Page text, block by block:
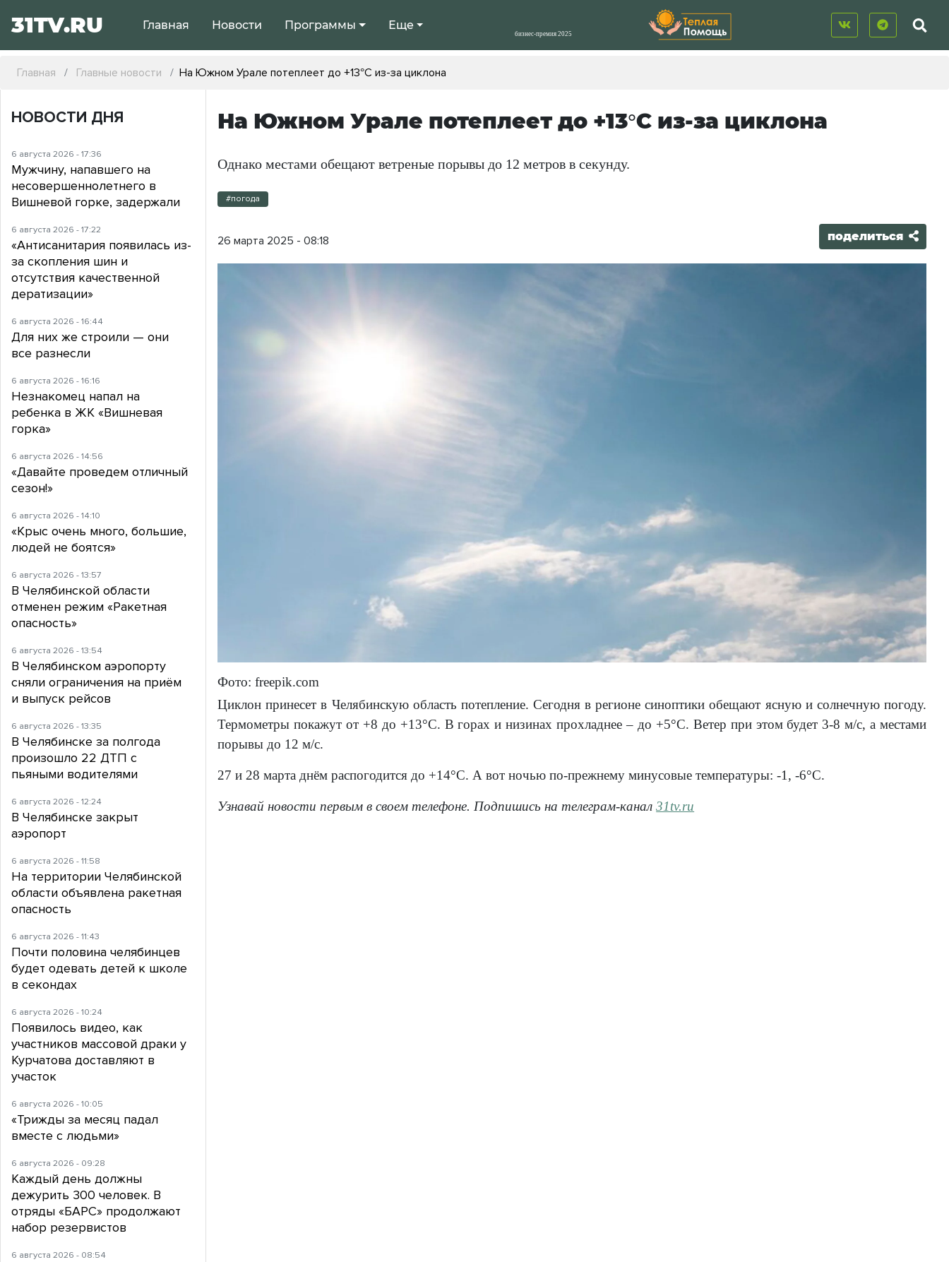
31TV.RU Главная Новости Программы Еще
Главная Главные новости На Южном Урале потеплеет до +13°С из-за циклона
На Южном Урале потеплеет до +13°С из-за циклона
Однако местами обещают ветреные порывы до 12 метров в секунду.
#погода
26 марта 2025 - 08:18 поделиться
Фото: freepik.com
Циклон принесет в Челябинскую область потепление. Сегодня в регионе синоптики обещают ясную и солнечную погоду.
Термометры покажут от +8 до +13°С. В горах и низинах прохладнее – до +5°С. Ветер при этом будет 3-8 м/с, а местами
порывы до 12 м/с.
27 и 28 марта днём распогодится до +14°С. А вот ночью по-прежнему минусовые температуры: -1, -6°С.
Узнавай новости первым в своем телефоне. Подпишись на телеграм-канал31tv.ru
НОВОСТИ ДНЯ
6 августа 2026 - 17:36
Мужчину, напавшего на
несовершеннолетнего в
Вишневой горке, задержали
6 августа 2026 - 17:22
«Антисанитария появилась из-
за скопления шин и
отсутствия качественной
дератизации»
6 августа 2026 - 16:44
Для них же строили — они
все разнесли
6 августа 2026 - 16:16
Незнакомец напал на
ребенка в ЖК «Вишневая
горка»
6 августа 2026 - 14:56
«Давайте проведем отличный
сезон!»
6 августа 2026 - 14:10
«Крыс очень много, большие,
людей не боятся»
6 августа 2026 - 13:57
В Челябинской области
отменен режим «Ракетная
опасность»
6 августа 2026 - 13:54
В Челябинском аэропорту
сняли ограничения на приём
и выпуск рейсов
6 августа 2026 - 13:35
В Челябинске за полгода
произошло 22 ДТП с
пьяными водителями
6 августа 2026 - 12:24
В Челябинске закрыт
аэропорт
6 августа 2026 - 11:58
На территории Челябинской
области объявлена ракетная
опасность
6 августа 2026 - 11:43
Почти половина челябинцев
будет одевать детей к школе
в секондах
6 августа 2026 - 10:24
Появилось видео, как
участников массовой драки у
Курчатова доставляют в
участок
6 августа 2026 - 10:05
«Трижды за месяц падал
вместе с людьми»
6 августа 2026 - 09:28
Каждый день должны
дежурить 300 человек. В
отряды «БАРС» продолжают
набор резервистов
6 августа 2026 - 08:54